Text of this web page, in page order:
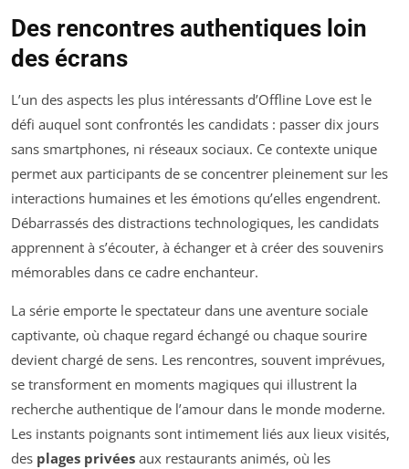
Des rencontres authentiques loin
des écrans
L’un des aspects les plus intéressants d’Offline Love est le
défi auquel sont confrontés les candidats : passer dix jours
sans smartphones, ni réseaux sociaux. Ce contexte unique
permet aux participants de se concentrer pleinement sur les
interactions humaines et les émotions qu’elles engendrent.
Débarrassés des distractions technologiques, les candidats
apprennent à s’écouter, à échanger et à créer des souvenirs
mémorables dans ce cadre enchanteur.
La série emporte le spectateur dans une aventure sociale
captivante, où chaque regard échangé ou chaque sourire
devient chargé de sens. Les rencontres, souvent imprévues,
se transforment en moments magiques qui illustrent la
recherche authentique de l’amour dans le monde moderne.
Les instants poignants sont intimement liés aux lieux visités,
des plages privées aux restaurants animés, où les